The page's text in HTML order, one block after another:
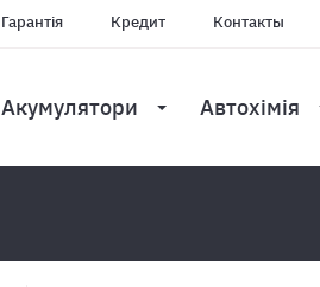
Гарантія Кредит Контакты
Акумулятори Автохімія